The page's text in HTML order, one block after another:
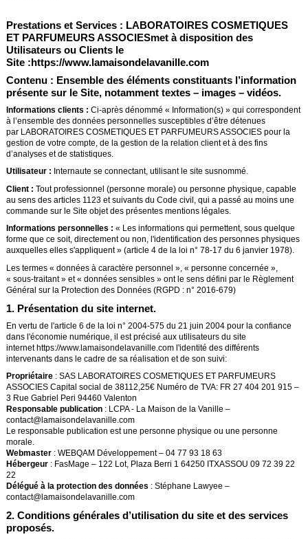
Prestations et Services : LABORATOIRES COSMETIQUES
ET PARFUMEURS ASSOCIESmet à disposition des
Utilisateurs ou Clients le
Site :https://www.lamaisondelavanille.com
Contenu : Ensemble des éléments constituants l’information
présente sur le Site, notamment textes – images – vidéos.
Informations clients : Ci-après dénommé « Information(s) » qui correspondent
à l’ensemble des données personnelles susceptibles d’être détenues
par LABORATOIRES COSMETIQUES ET PARFUMEURS ASSOCIES pour la
gestion de votre compte, de la gestion de la relation client et à des fins
d’analyses et de statistiques.
Utilisateur : Internaute se connectant, utilisant le site susnommé.
Client : Tout professionnel (personne morale) ou personne physique, capable
au sens des articles 1123 et suivants du Code civil, qui a passé au moins une
commande sur le Site objet des présentes mentions légales.
Informations personnelles : « Les informations qui permettent, sous quelque
forme que ce soit, directement ou non, l'identification des personnes physiques
auxquelles elles s'appliquent » (article 4 de la loi n° 78-17 du 6 janvier 1978).
Les termes « données à caractère personnel », « personne concernée »,
« sous-traitant » et « données sensibles » ont le sens défini par le Règlement
Général sur la Protection des Données (RGPD : n° 2016-679)
1. Présentation du site internet.
En vertu de l'article 6 de la loi n° 2004-575 du 21 juin 2004 pour la confiance
dans l'économie numérique, il est précisé aux utilisateurs du site
internethttps://www.lamaisondelavanille.com l'identité des différents
intervenants dans le cadre de sa réalisation et de son suivi:
Propriétaire : SAS LABORATOIRES COSMETIQUES ET PARFUMEURS
ASSOCIES Capital social de 38112,25€ Numéro de TVA: FR 27 404 201 915 –
3 Rue Gabriel Peri 94460 Valenton
Responsable publication : LCPA - La Maison de la Vanille –
contact@lamaisondelavanille.com
Le responsable publication est une personne physique ou une personne
morale.
Webmaster : WEBQAM Développement – 04 77 93 18 63
Hébergeur : FasMage – 122 Lot, Plaza Berri 1 64250 ITXASSOU 09 72 39 22
22
Délégué à la protection des données : Stéphane Lawyee –
contact@lamaisondelavanille.com
2. Conditions générales d’utilisation du site et des services
proposés.